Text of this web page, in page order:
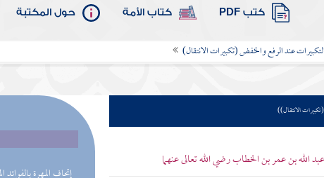
كتب PDF كتاب الأمة حول المكتبة
التكبيرات عند الرفع والخفض (تكبيرات الانتقال)
الانتقال))
بن عمر بن الخطاب رضي الله تعالى عنهما